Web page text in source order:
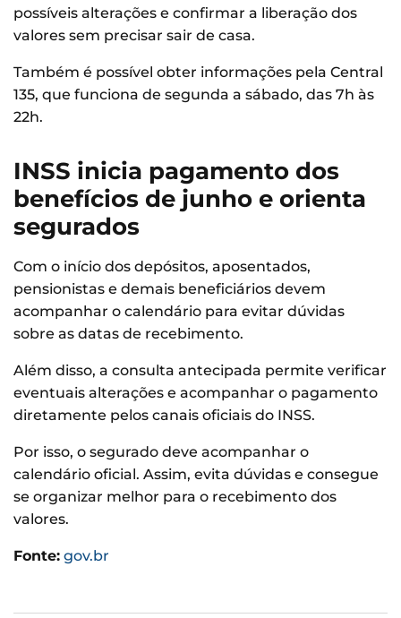
possíveis alterações e confirmar a liberação dos
valores sem precisar sair de casa.
Também é possível obter informações pela Central
135, que funciona de segunda a sábado, das 7h às
22h.
INSS inicia pagamento dos
benefícios de junho e orienta
segurados
Com o início dos depósitos, aposentados,
pensionistas e demais beneficiários devem
acompanhar o calendário para evitar dúvidas
sobre as datas de recebimento.
Além disso, a consulta antecipada permite verificar
eventuais alterações e acompanhar o pagamento
diretamente pelos canais oficiais do INSS.
Por isso, o segurado deve acompanhar o
calendário oficial. Assim, evita dúvidas e consegue
se organizar melhor para o recebimento dos
valores.
Fonte: gov.br